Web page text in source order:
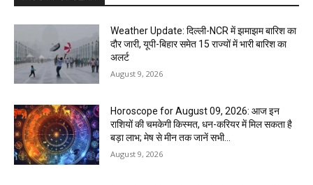
Weather Update: दिल्ली-NCR में झमाझम बारिश का
दौर जारी, यूपी-बिहार समेत 15 राज्यों में भारी बारिश का
अलर्ट
August 9, 2026
Horoscope for August 09, 2026: आज इन
राशियों की चमकेगी किस्मत, धन-करियर में मिल सकता है
बड़ा लाभ; मेष से मीन तक जानें सभी...
August 9, 2026